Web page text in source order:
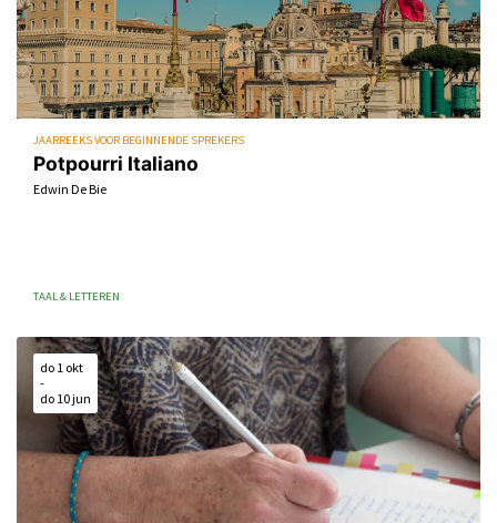
Potpourri Italiano
Edwin De Bie
JAARREEKS VOOR BEGINNENDE SPREKERS
TAAL & LETTEREN
do 1 okt
-
do 10 jun